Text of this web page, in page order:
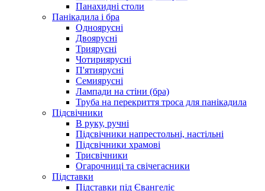
Панахидні столи
Панікадила і бра
Одноярусні
Двоярусні
Триярусні
Чотириярусні
П'ятиярусні
Семиярусні
Лампади на стіни (бра)
Труба на перекриття троса для панікадила
Підсвічники
В руку, ручні
Підсвічники напрестольні, настільні
Підсвічники храмові
Трисвічники
Огарочниці та свічегасники
Підставки
Підставки під Євангеліє